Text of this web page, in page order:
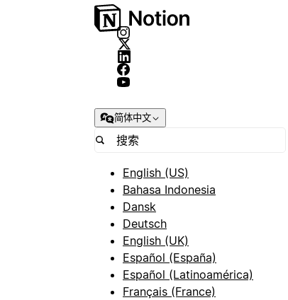
简体中文
English (US)
Bahasa Indonesia
Dansk
Deutsch
English (UK)
Español (España)
Español (Latinoamérica)
Français (France)